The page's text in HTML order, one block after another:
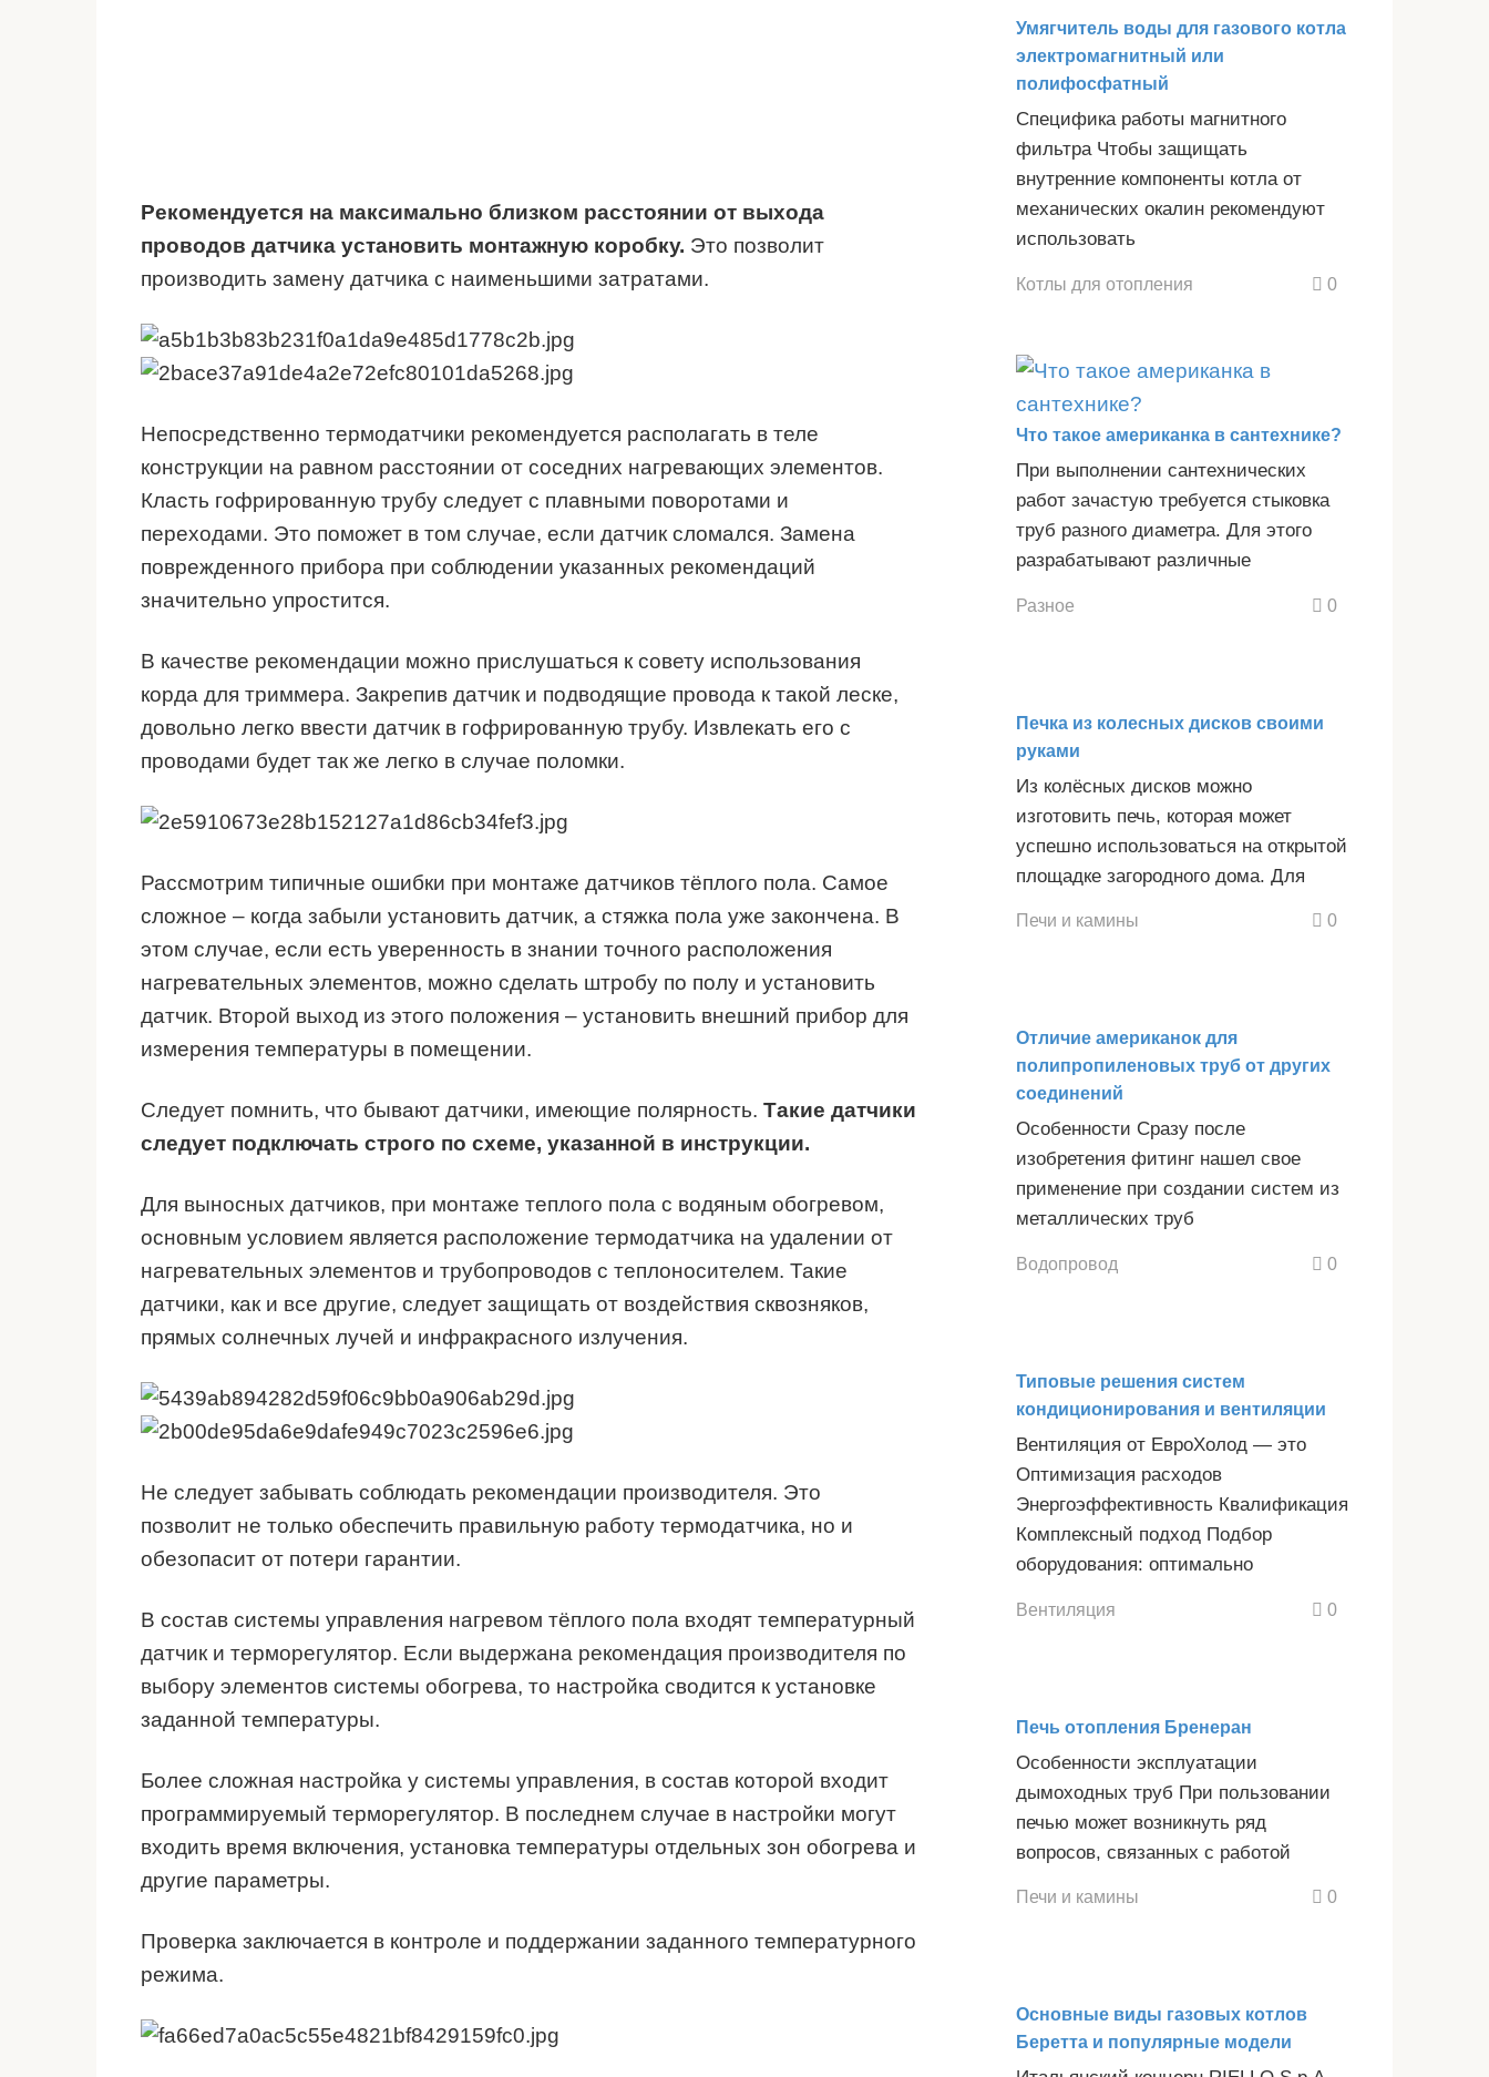
Рекомендуется на максимально близком расстоянии от выхода
проводов датчика установить монтажную коробку. Это позволит
производить замену датчика с наименьшими затратами.
Непосредственно термодатчики рекомендуется располагать в теле
конструкции на равном расстоянии от соседних нагревающих элементов.
Класть гофрированную трубу следует с плавными поворотами и
переходами. Это поможет в том случае, если датчик сломался. Замена
поврежденного прибора при соблюдении указанных рекомендаций
значительно упростится.
В качестве рекомендации можно прислушаться к совету использования
корда для триммера. Закрепив датчик и подводящие провода к такой леске,
довольно легко ввести датчик в гофрированную трубу. Извлекать его с
проводами будет так же легко в случае поломки.
Рассмотрим типичные ошибки при монтаже датчиков тёплого пола. Самое
сложное – когда забыли установить датчик, а стяжка пола уже закончена. В
этом случае, если есть уверенность в знании точного расположения
нагревательных элементов, можно сделать штробу по полу и установить
датчик. Второй выход из этого положения – установить внешний прибор для
измерения температуры в помещении.
Следует помнить, что бывают датчики, имеющие полярность. Такие датчики
следует подключать строго по схеме, указанной в инструкции.
Для выносных датчиков, при монтаже теплого пола с водяным обогревом,
основным условием является расположение термодатчика на удалении от
нагревательных элементов и трубопроводов с теплоносителем. Такие
датчики, как и все другие, следует защищать от воздействия сквозняков,
прямых солнечных лучей и инфракрасного излучения.
Не следует забывать соблюдать рекомендации производителя. Это
позволит не только обеспечить правильную работу термодатчика, но и
обезопасит от потери гарантии.
В состав системы управления нагревом тёплого пола входят температурный
датчик и терморегулятор. Если выдержана рекомендация производителя по
выбору элементов системы обогрева, то настройка сводится к установке
заданной температуры.
Более сложная настройка у системы управления, в состав которой входит
программируемый терморегулятор. В последнем случае в настройки могут
входить время включения, установка температуры отдельных зон обогрева и
другие параметры.
Проверка заключается в контроле и поддержании заданного температурного
режима.
Умягчитель воды для газового котла
электромагнитный или
полифосфатный
Специфика работы магнитного
фильтра Чтобы защищать
внутренние компоненты котла от
механических окалин рекомендуют
использовать
Котлы для отопления 0
Что такое американка в сантехнике?
При выполнении сантехнических
работ зачастую требуется стыковка
труб разного диаметра. Для этого
разрабатывают различные
Разное 0
Печка из колесных дисков своими
руками
Из колёсных дисков можно
изготовить печь, которая может
успешно использоваться на открытой
площадке загородного дома. Для
Печи и камины 0
Отличие американок для
полипропиленовых труб от других
соединений
Особенности Сразу после
изобретения фитинг нашел свое
применение при создании систем из
металлических труб
Водопровод 0
Типовые решения систем
кондиционирования и вентиляции
Вентиляция от ЕвроХолод — это
Оптимизация расходов
Энергоэффективность Квалификация
Комплексный подход Подбор
оборудования: оптимально
Вентиляция 0
Печь отопления Бренеран
Особенности эксплуатации
дымоходных труб При пользовании
печью может возникнуть ряд
вопросов, связанных с работой
Печи и камины 0
Основные виды газовых котлов
Беретта и популярные модели